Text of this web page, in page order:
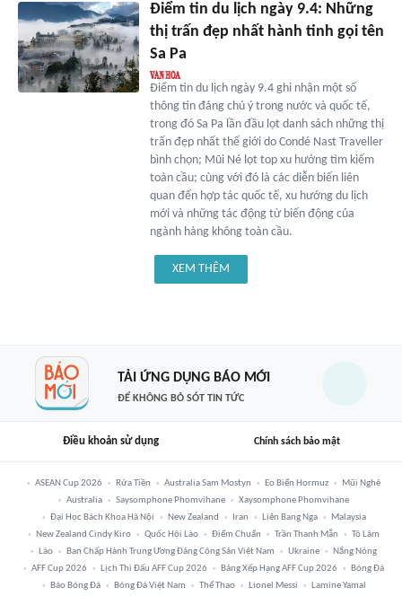
Điểm tin du lịch ngày 9.4: Những
thị trấn đẹp nhất hành tinh gọi tên
Sa Pa
Điểm tin du lịch ngày 9.4 ghi nhận một số
thông tin đáng chú ý trong nước và quốc tế,
trong đó Sa Pa lần đầu lọt danh sách những thị
trấn đẹp nhất thế giới do Condé Nast Traveller
bình chọn; Mũi Né lọt top xu hướng tìm kiếm
toàn cầu; cùng với đó là các diễn biến liên
quan đến hợp tác quốc tế, xu hướng du lịch
mới và những tác động từ biến động của
ngành hàng không toàn cầu.
XEM THÊM
TẢI ỨNG DỤNG BÁO MỚI
ĐỂ KHÔNG BỎ SÓT TIN TỨC
Điều khoản sử dụng Chính sách bảo mật
ASEAN Cup 2026 Rửa Tiền Australia Sam Mostyn Eo Biển Hormuz
Mũi Nghê
Australia
Saysomphone Phomvihane
Xaysomphone Phomvihane
Đại Học Bách Khoa Hà Nội
New Zealand Iran Liên Bang Nga
Malaysia
New Zealand Cindy Kiro
Quốc Hội Lào Điểm Chuẩn Trần Thanh Mẫn
Tô Lâm
Lào
Ban Chấp Hành Trung Ương Đảng Cộng Sản Việt Nam Ukraine
Nắng Nóng
AFF Cup 2026
Lịch Thi Đấu AFF Cup 2026 Bảng Xếp Hạng AFF Cup 2026
Bóng Đá
Báo Bóng Đá
Bóng Đá Việt Nam Thể Thao Lionel Messi Lamine Yamal